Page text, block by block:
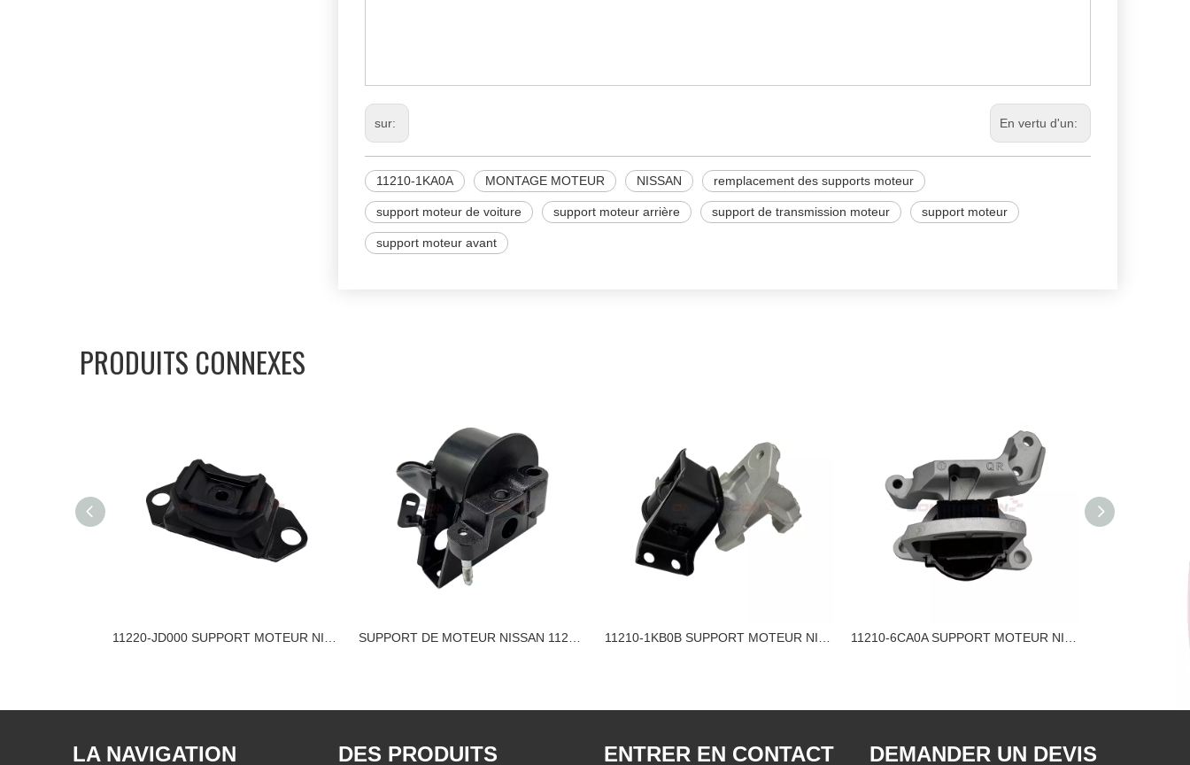
sur: En vertu d'un:
11210-1KA0A MONTAGE MOTEUR NISSAN remplacement des supports moteur
support moteur de voiture support moteur arrière support de transmission moteur support moteur
support moteur avant
PRODUITS CONNEXES
LA NAVIGATION DES PRODUITS ENTRER EN CONTACT DEMANDER UN DEVIS